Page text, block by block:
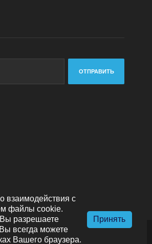
ОТПРАВИТЬ
взаимодействия с
файлы cookie.
разрешаете
всегда можете
Вашего браузера.
Принять